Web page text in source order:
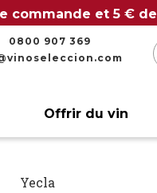
commande et 5 €
0800 907 369
Offrir du vin
Yecla